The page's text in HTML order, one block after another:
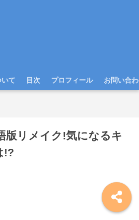
て 目次 プロフィール お問い合
版リメイク!気になるキ
!?